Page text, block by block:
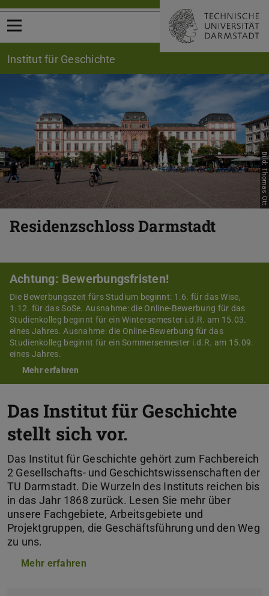
Menü öffnen
Institut für Geschichte
Bild: Thomas Ott
Residenzschloss Darmstadt
Zurück Vor
Achtung: Bewerbungsfristen!
Die Bewerbungszeit fürs Studium beginnt: 1.6. für das Wise,
1.12. für das SoSe. Ausnahme: die Online-Bewerbung für das
Studienkolleg beginnt für ein Wintersemester i.d.R. am 15.03.
eines Jahres. Ausnahme: die Online-Bewerbung für das
Studienkolleg beginnt für ein Sommersemester i.d.R. am 15.09.
eines Jahres.
Mehr erfahren
Das Institut für Geschichte
stellt sich vor.
Das Institut für Geschichte gehört zum Fachbereich
2 Gesellschafts- und Geschichtswissenschaften der
TU Darmstadt. Die Wurzeln des Instituts reichen bis
in das Jahr 1868 zurück. Lesen Sie mehr über
unsere Fachgebiete, Arbeitsgebiete und
Projektgruppen, die Geschäftsführung und den Weg
zu uns.
Mehr erfahren